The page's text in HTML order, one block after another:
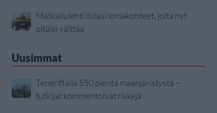
Matkailulehti listasi lomakohteet, joita nyt
pitäisi välttää
Uusimmat
Teneriffalla 550 pientä maanjäristystä –
tutkijat kommentoivat riskejä